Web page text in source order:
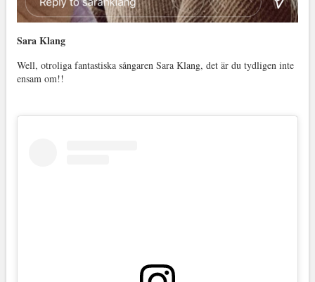
Sara Klang
Well, otroliga fantastiska sångaren Sara Klang, det är du tydligen inte
ensam om!!